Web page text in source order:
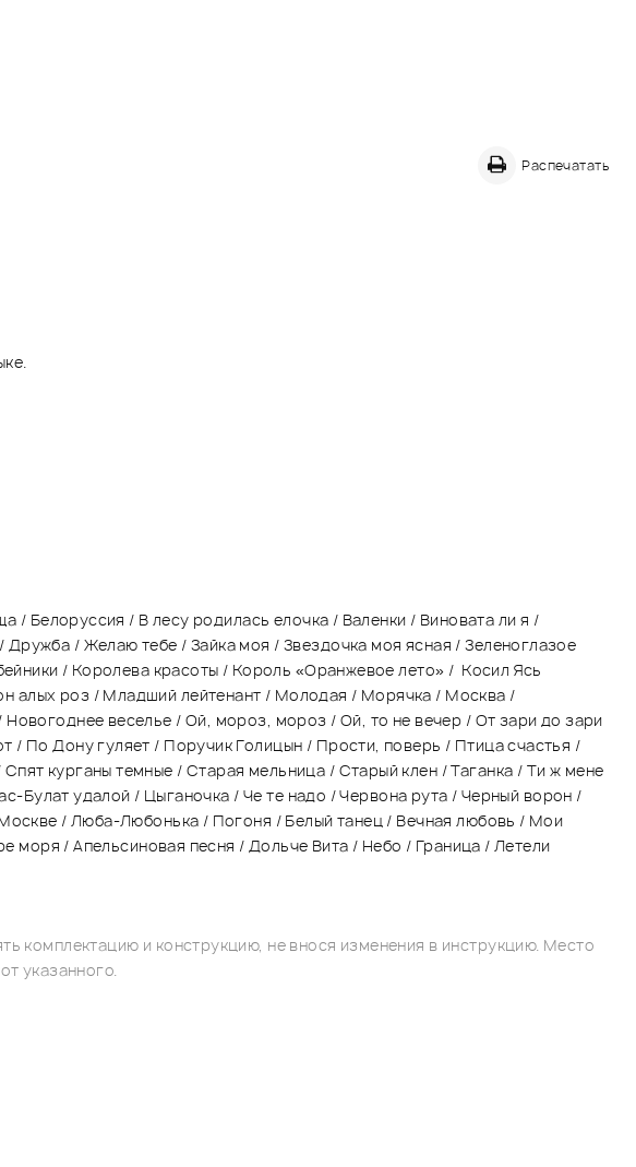
Распечатать
Белоруссия / В лесу родилась елочка / Валенки / Виновата ли я /
/ Желаю тебе / Зайка моя / Звездочка моя ясная / Зеленоглазое
/ Королева красоты / Король «Оранжевое лето» / Косил Ясь
алых роз / Младший лейтенант / Молодая / Морячка / Москва /
веселье / Ой, мороз, мороз / Ой, то не вечер / От зари до зари
По Дону гуляет / Поручик Голицын / Прости, поверь / Птица счастья /
курганы темные / Старая мельница / Старый клен / Таганка / Ти ж мене
Булат удалой / Цыганочка / Че те надо / Червона рута / Черный ворон /
/ Люба-Любонька / Погоня / Белый танец / Вечная любовь / Мои
моря / Апельсиновая песня / Дольче Вита / Небо / Граница / Летели
комплектацию и конструкцию, не внося изменения в инструкцию. Место
указанного.